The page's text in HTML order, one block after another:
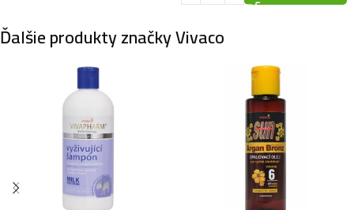
Ďalšie produkty značky Vivaco